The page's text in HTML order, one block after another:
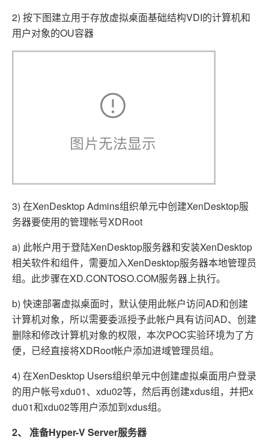
2) 按下图建立用于存放虚拟桌面基础结构VDI的计算机和
用户对象的OU容器
3) 在XenDesktop Admins组织单元中创建XenDesktop服
务器要使用的管理帐号XDRoot
a) 此帐户用于登陆XenDesktop服务器和安装XenDesktop
相关软件和组件，需要加入XenDesktop服务器本地管理员
组。此步骤在XD.CONTOSO.COM服务器上执行。
b) 快速部署虚拟桌面时，默认使用此帐户访问AD和创建
计算机对象，所以需要委派授予此帐户具有访问AD、创建
删除和修改计算机对象的权限，本次POC实验环境为了方
便，已经直接将XDRoot帐户添加进域管理员组。
4) 在XenDesktop Users组织单元中创建虚拟桌面用户登录
的用户帐号xdu01、xdu02等，然后再创建xdus组，并把x
du01和xdu02等用户添加到xdus组。
2、 准备Hyper-V Server服务器